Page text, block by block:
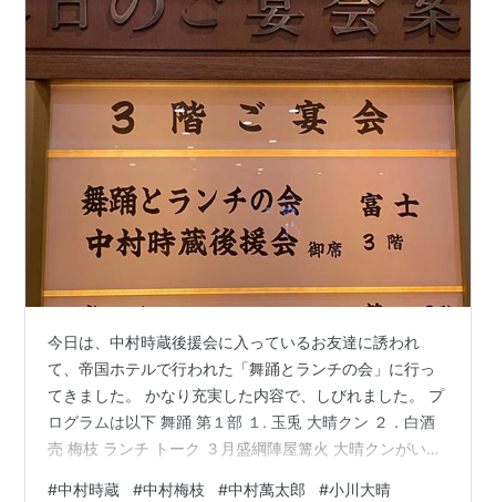
今日は、中村時蔵後援会に入っているお友達に誘われ
て、帝国ホテルで行われた「舞踊とランチの会」に行っ
てきました。 かなり充実した内容で、しびれました。 プ
ログラムは以下 舞踊 第１部 １. 玉兎 大晴クン ２．白酒
売 梅枝 ランチ トーク ３月盛綱陣屋篝火 大晴クンがいた
#中村時蔵 #中村梅枝 #中村萬太郎 #小川大晴